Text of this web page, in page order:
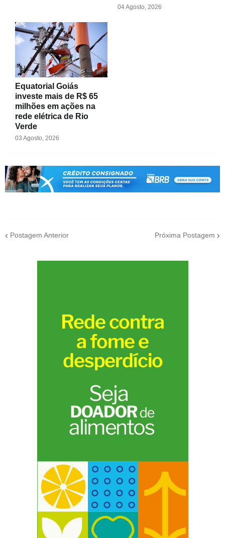
04 Agosto, 2026
Equatorial Goiás
investe mais de R$ 65
milhões em ações na
rede elétrica de Rio
Verde
03 Agosto, 2026
Postagem Anterior Próxima Postagem